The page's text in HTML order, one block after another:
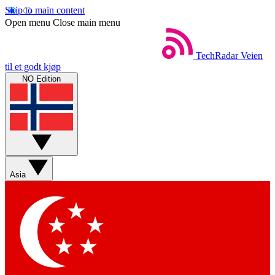
Skip to main content
Open menu Close main menu
TechRadar Veien
til et godt kjøp
NO Edition
Asia